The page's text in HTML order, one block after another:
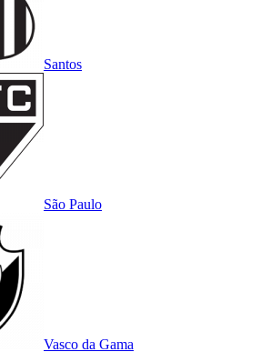
Santos
São Paulo
Vasco da Gama